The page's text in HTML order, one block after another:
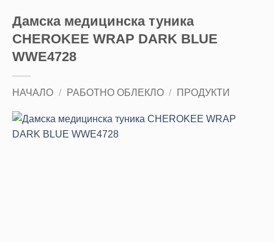
Дамска медицинска туника
CHEROKEE WRAP DARK BLUE
WWE4728
НАЧАЛО / РАБОТНО ОБЛЕКЛО / ПРОДУКТИ